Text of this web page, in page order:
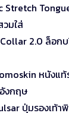
Stretch
มใส่
2.0 ล็อกบ
หนังแท้
งกฤษ
ปุ่มรองเท้า